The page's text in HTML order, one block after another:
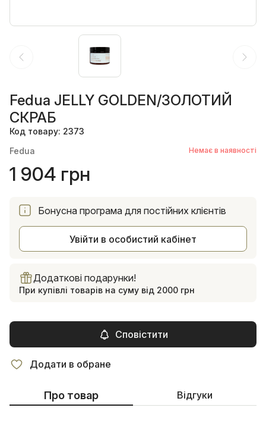
Fedua JELLY GOLDEN/ЗОЛОТИЙ
СКРАБ
Код товару: 2373
Fedua
Немає в наявності
1 904 грн
Бонусна програма для постійних клієнтів
Увійти в особистий кабінет
Додаткові подарунки!
При купівлі товарів на суму від 2000 грн
Сповістити
Додати в обране
Про товар Відгуки